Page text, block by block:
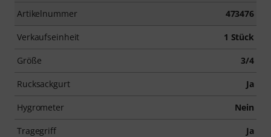
Artikelnummer 473476
Verkaufseinheit 1 Stück
Größe 3/4
Rucksackgurt Ja
Hygrometer Nein
Tragegriff Ja